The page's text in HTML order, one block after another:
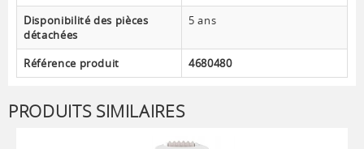
Disponibilité des pièces
détachées
5 ans
Référence produit 4680480
PRODUITS SIMILAIRES